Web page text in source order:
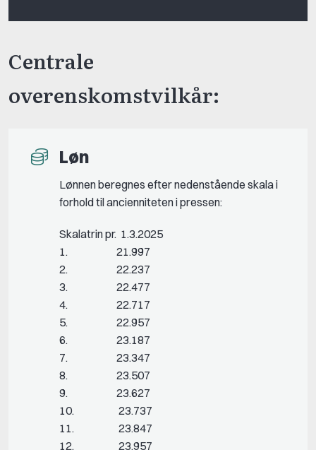
Centrale
overenskomstvilkår:
Løn
Lønnen beregnes efter nedenstående skala i
forhold til ancienniteten i pressen:
Skalatrin pr. 1.3.2025
1. 21.997
2. 22.237
3. 22.477
4. 22.717
5. 22.957
6. 23.187
7. 23.347
8. 23.507
9. 23.627
10. 23.737
11. 23.847
12. 23.957